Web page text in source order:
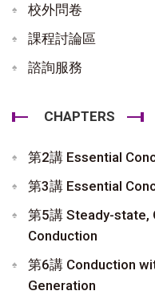
校外問卷
課程討論區
諮詢服務
CHAPTERS
第2講 Essential
第3講 Essential
第5講 Steady-state,
Conduction
第6講 Conduction
Generation